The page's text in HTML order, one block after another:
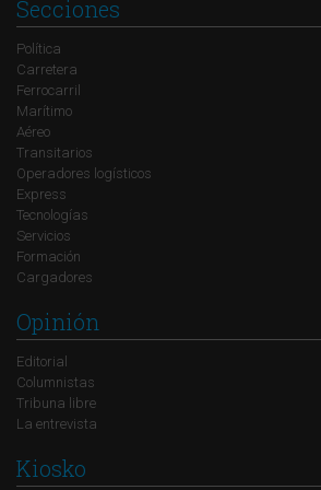
Secciones
Política
Carretera
Ferrocarril
Marítimo
Aéreo
Transitarios
Operadores logísticos
Express
Tecnologías
Servicios
Formación
Cargadores
Opinión
Editorial
Columnistas
Tribuna libre
La entrevista
Kiosko